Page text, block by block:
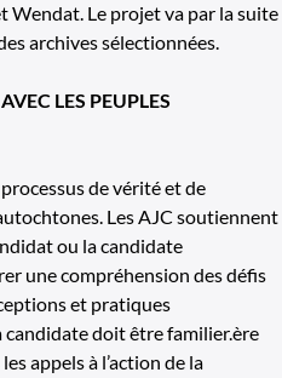
Wendat. Le projet va par la suite
archives sélectionnées.
LES PEUPLES
de vérité et de
Les AJC soutiennent
ou la candidate
une compréhension des défis
et pratiques
doit être familier.ère
appels à l’action de la